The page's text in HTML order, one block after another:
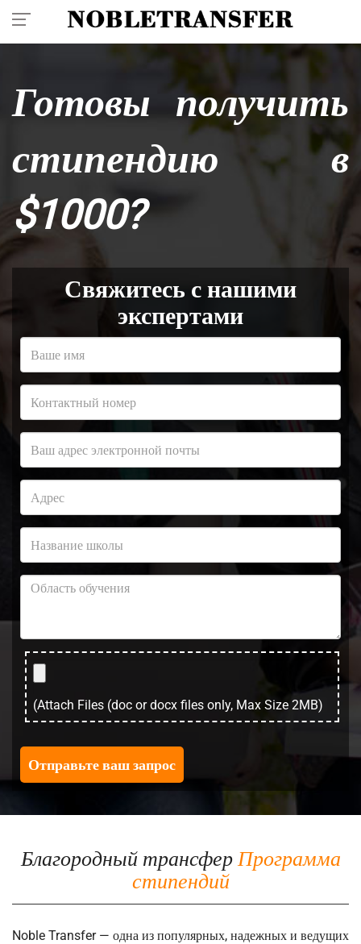
+41 7860 99 777
Готовы получить
стипендию в
$1000?
Свяжитесь с нашими
экспертами
(Attach Files (doc or docx files only, Max Size 2MB)
Отправьте ваш запрос
Благородный трансферПрограмма
стипендий
Noble Transfer — одна из популярных, надежных и ведущих